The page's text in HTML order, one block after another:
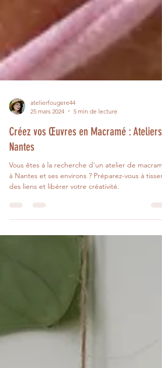
atelierfougere44
25 mars 2024
5 min de lecture
Créez vos Œuvres en Macramé : Ateliers à
Nantes
Vous êtes à la recherche d'un atelier de macramé
des liens et libérer votre créativité.